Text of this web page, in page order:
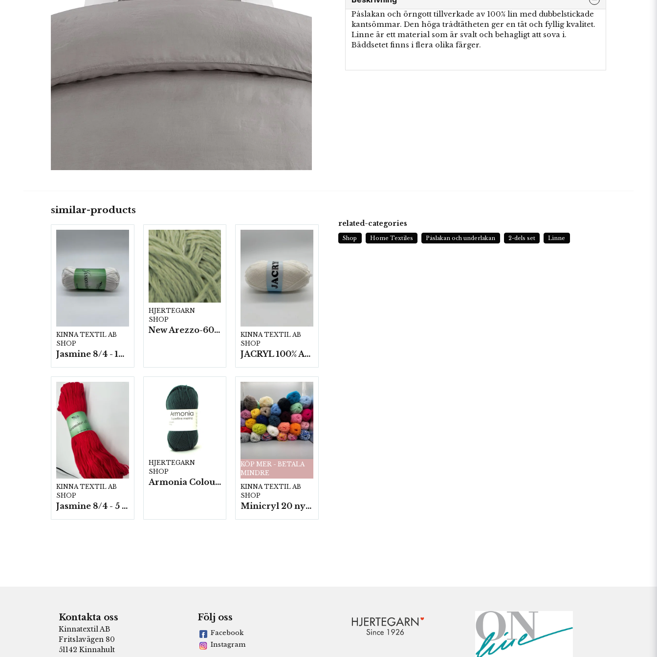
Påslakan och örngott tillverkade av 100% lin med dubbelstickade
kantsömmar. Den höga trådtätheten ger en tät och fyllig kvalitet.
Linne är ett material som är svalt och behagligt att sova i.
Bäddsetet finns i flera olika färger.
similar-products
KINNA TEXTIL AB
SHOP
Jasmine 8/4 - 10 nystan a50g./fp.
HJERTEGARN
SHOP
New Arezzo-6009 50g./nyst. 10 st/fp.
KINNA TEXTIL AB
SHOP
JACRYL 100% ACRYL 50 G
KINNA TEXTIL AB
SHOP
Jasmine 8/4 - 5 härvor a200g./fp.
HJERTEGARN
SHOP
Armonia Colour- 5 härv/fp. a100 g.
KÖP MER - BETALA
MINDRE
KINNA TEXTIL AB
SHOP
Minicryl 20 nystan a25g./fp.
related-categories
Shop Home Textiles Påslakan och underlakan 2-dels set Linne
Kontakta oss
Kinnatextil AB
Fritslavägen 80
51142 Kinnahult
Följ oss
Facebook
Instagram